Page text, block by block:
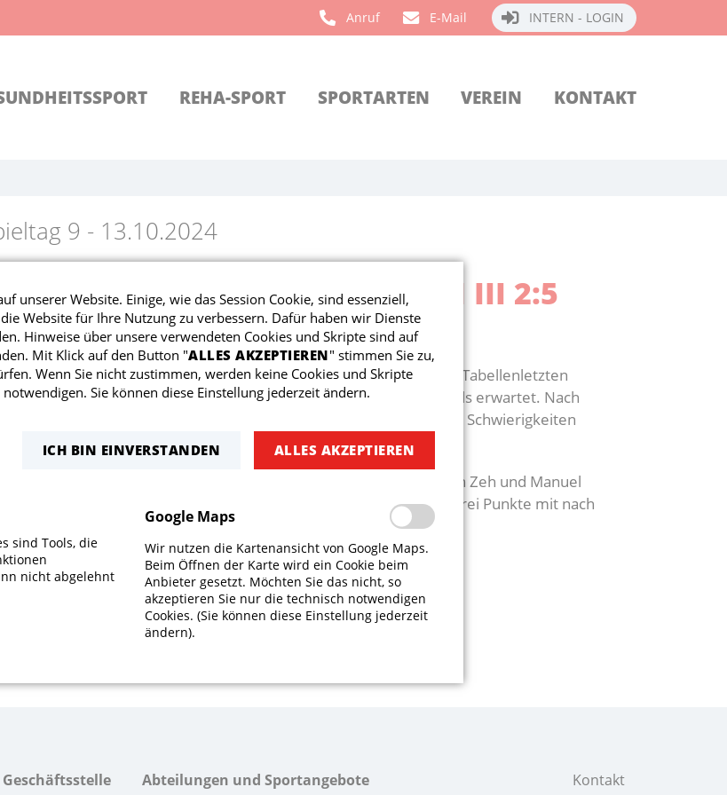
Anruf E-Mail INTERN - LOGIN
REHA-SPORT SPORTARTEN VEREIN KONTAKT
9 - 13.10.2024
II - TSV SCHWAIKHEIM III 2:5
reiste die 3. Mannschaft nach Miedelsbach, um gegen den Tabellenletzten
auf einen sicheren Sieg war groß, doch das Spiel verlief anders als erwartet. Nach
geriet die Mannschaft zunächst in Rückstand. Trotz dieser frühen Schwierigkeiten
das Spiel drehen und am Ende einen 2:5-Sieg einfahren.
3. Mannschaft waren Christo Tranidis, Christopher Penkert, Bastian Zeh und Manuel
überzeugender Sieg war, nahm die Mannschaft die ersehnten drei Punkte mit nach
Abteilungen und Sportangebote
Kontakt
unserer Website. Einige, wie das Session Cookie, sind essenziell,
Website für Ihre Nutzung zu verbessern. Dafür haben wir Dienste
Hinweise über unsere verwendeten Cookies und Skripte sind auf
Mit Klick auf den Button "ALLES AKZEPTIEREN" stimmen Sie zu,
Wenn Sie nicht zustimmen, werden keine Cookies und Skripte
Sie können diese Einstellung jederzeit ändern.
ICH BIN EINVERSTANDEN ALLES AKZEPTIEREN
sind Tools, die
nicht abgelehnt
Google Maps
Wir nutzen die Kartenansicht von Google Maps.
Beim Öffnen der Karte wird ein Cookie beim
Anbieter gesetzt. Möchten Sie das nicht, so
akzeptieren Sie nur die technisch notwendigen
Cookies. (Sie können diese Einstellung jederzeit
ändern).